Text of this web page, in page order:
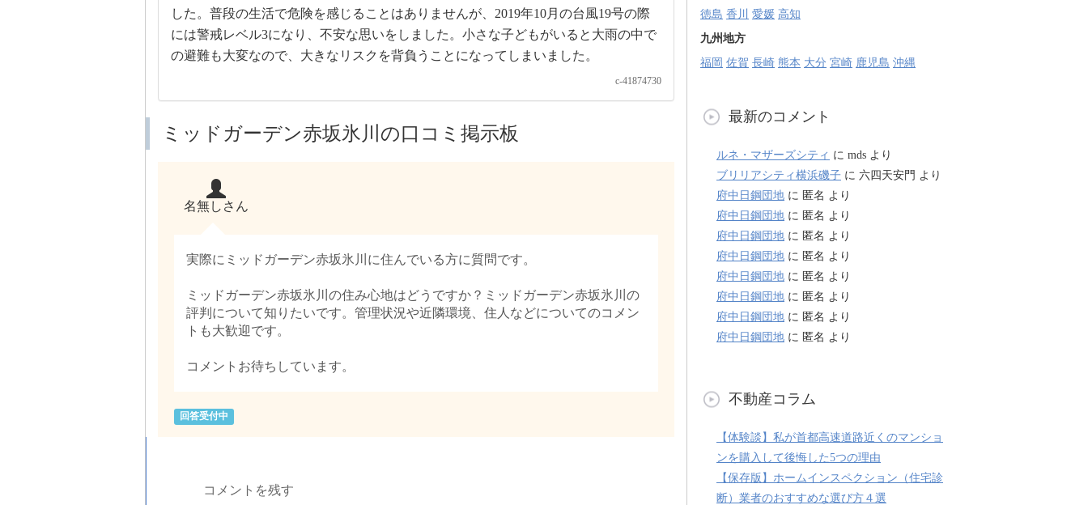
した。普段の生活で危険を感じることはありませんが、2019年10月の台風19号の際
には警戒レベル3になり、不安な思いをしました。小さな子どもがいると大雨の中で
の避難も大変なので、大きなリスクを背負うことになってしまいました。
c-41874730
ミッドガーデン赤坂氷川の口コミ掲示板
名無しさん
実際にミッドガーデン赤坂氷川に住んでいる方に質問です。
ミッドガーデン赤坂氷川の住み心地はどうですか？ミッドガーデン赤坂氷川の
評判について知りたいです。管理状況や近隣環境、住人などについてのコメン
トも大歓迎です。
コメントお待ちしています。
回答受付中
コメントを残す
徳島 香川 愛媛 高知
九州地方
福岡 佐賀 長崎 熊本 大分 宮崎 鹿児島 沖縄
最新のコメント
ルネ・マザーズシティ に mds より
ブリリアシティ横浜磯子 に 六四天安門 より
府中日鋼団地 に 匿名 より
府中日鋼団地 に 匿名 より
府中日鋼団地 に 匿名 より
府中日鋼団地 に 匿名 より
府中日鋼団地 に 匿名 より
府中日鋼団地 に 匿名 より
府中日鋼団地 に 匿名 より
府中日鋼団地 に 匿名 より
不動産コラム
【体験談】私が首都高速道路近くのマンショ
ンを購入して後悔した5つの理由
【保存版】ホームインスペクション（住宅診
断）業者のおすすめな選び方４選